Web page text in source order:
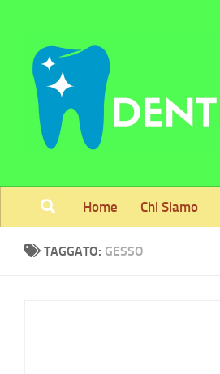
Home Chi Siamo
TAGGATO: GESSO